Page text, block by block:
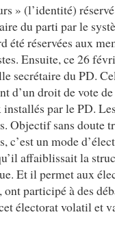
» (l’identité)
du parti par le
été réservées aux
Ensuite, ce 26
secrétaire du PD.
d’un droit de vote
par le PD.
Objectif sans doute
un mode
affaiblissait la
Et il permet aux
participé à des
électorat volatil et